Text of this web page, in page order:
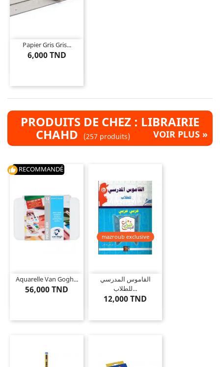
Papier Gris Gris...
6,000 TND
PRODUITS DE CHEZ : LIBRAIRIE
CHAHD (257 produits) VOIR PLUS »
thumb_up RECOMMANDÉ
Aquarelle Van Gogh...
56,000 TND
القاموس المدرسي
للطلاب...
12,000 TND
mazroub exclusive